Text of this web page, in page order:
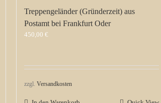
Treppengeländer (Gründerzeit) aus
Postamt bei Frankfurt Oder
450,00 €
zzgl. Versandkosten